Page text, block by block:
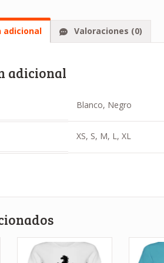
adicional Valoraciones (0)
adicional
Blanco, Negro
XS, S, M, L, XL